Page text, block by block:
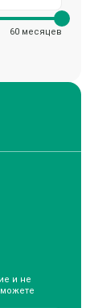
60 месяцев
и не